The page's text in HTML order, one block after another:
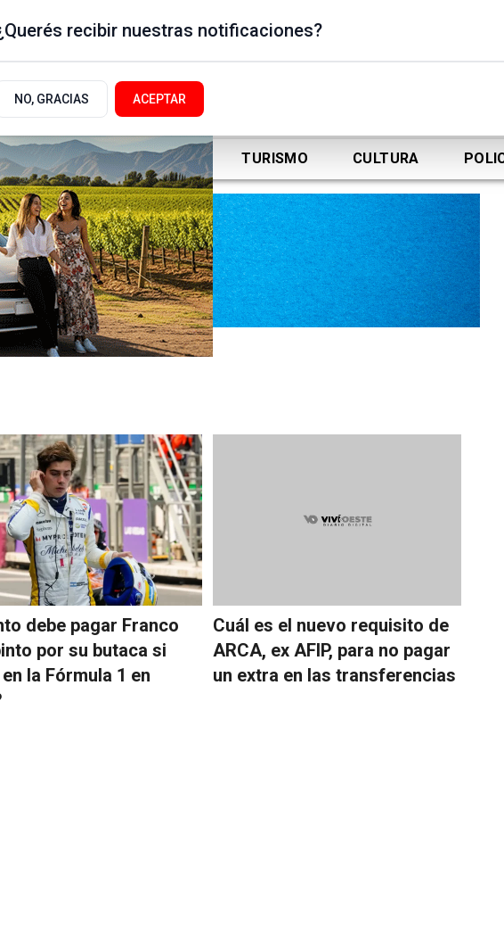
POLÍTICA DEPORTES TURISMO CULTURA
debe pagar Franco
por su butaca si
la Fórmula 1 en
Cuál es el nuevo requisito de
ARCA, ex AFIP, para no pagar
un extra en las transferencias
recibir nuestras notificaciones?
NO, GRACIAS ACEPTAR